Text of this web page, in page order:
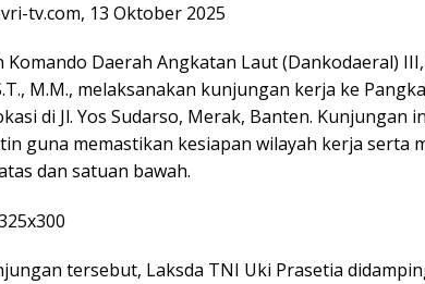
tv.com, 13 Oktober 2025
Komando Daerah Angkatan Laut (Dankodaeral)
M.M., melaksanakan kunjungan kerja ke
di Jl. Yos Sudarso, Merak, Banten. Kunjungan
guna memastikan kesiapan wilayah kerja serta
dan satuan bawah.
tersebut, Laksda TNI Uki Prasetia